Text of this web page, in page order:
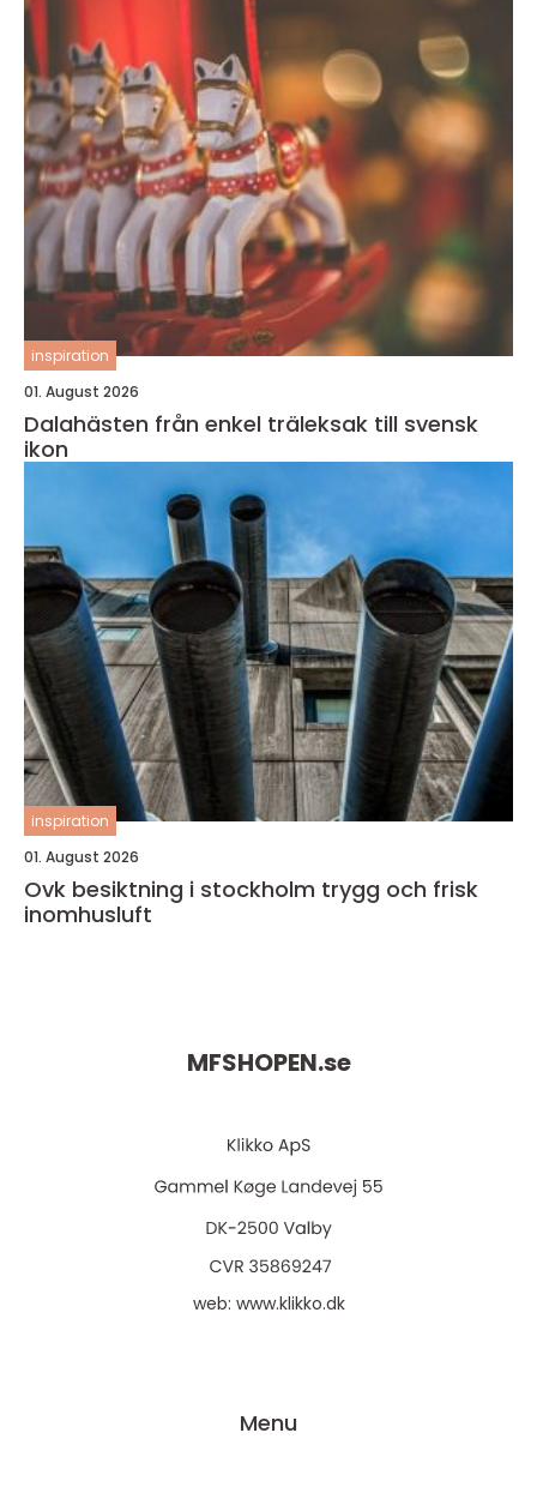
inspiration
01. August 2026
Dalahästen från enkel träleksak till svensk
ikon
inspiration
01. August 2026
Ovk besiktning i stockholm trygg och frisk
inomhusluft
MFSHOPEN.se
web: www.klikko.dk
Menu